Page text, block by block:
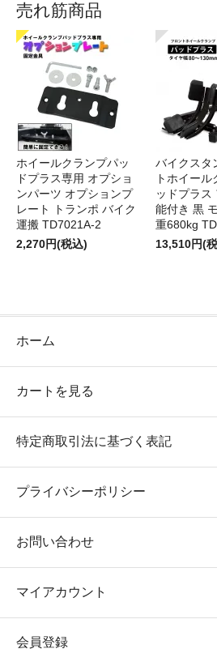
売れ筋商品
ホイールクランプパッ
ドプラス専用 オプショ
ンパーツ オプションプ
レート トランポ バイク
運搬 TD7021A-2
2,270円(税込)
バイクスタ
トホイー
ッドプラス
能付き 黒
重680kg
13,510円(
ホーム
カートを見る
特定商取引法に基づく表記
プライバシーポリシー
お問い合わせ
マイアカウント
会員登録